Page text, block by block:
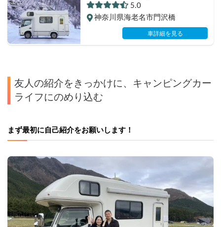
☀️  冬休みの予約はお早めに✨ 🏕️フ
ル装備のキャンピングカーで快適な
家族旅行をお楽しみ下さい😆
5.0
神奈川県海老名市門沢橋
車詳細を見る
友人の紹介をきっかけに、キャンピングカー
ライフにのめり込む
まず最初に自己紹介をお願いします！